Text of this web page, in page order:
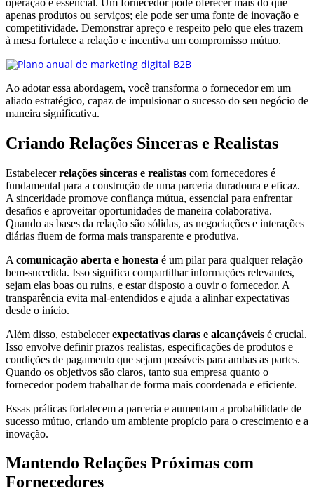
apenas produtos ou serviços; ele pode ser uma fonte de inovação e
competitividade. Demonstrar apreço e respeito pelo que eles trazem
à mesa fortalece a relação e incentiva um compromisso mútuo.
Ao adotar essa abordagem, você transforma o fornecedor em um
aliado estratégico, capaz de impulsionar o sucesso do seu negócio de
maneira significativa.
Criando Relações Sinceras e Realistas
Estabelecerrelações sinceras e realistas com fornecedores é
fundamental para a construção de uma parceria duradoura e eficaz.
A sinceridade promove confiança mútua, essencial para enfrentar
desafios e aproveitar oportunidades de maneira colaborativa.
Quando as bases da relação são sólidas, as negociações e interações
diárias fluem de forma mais transparente e produtiva.
A comunicação aberta e honesta é um pilar para qualquer relação
bem-sucedida. Isso significa compartilhar informações relevantes,
sejam elas boas ou ruins, e estar disposto a ouvir o fornecedor. A
transparência evita mal-entendidos e ajuda a alinhar expectativas
desde o início.
Além disso, estabelecerexpectativas claras e alcançáveis é crucial.
Isso envolve definir prazos realistas, especificações de produtos e
condições de pagamento que sejam possíveis para ambas as partes.
Quando os objetivos são claros, tanto sua empresa quanto o
fornecedor podem trabalhar de forma mais coordenada e eficiente.
Essas práticas fortalecem a parceria e aumentam a probabilidade de
sucesso mútuo, criando um ambiente propício para o crescimento e a
inovação.
Mantendo Relações Próximas com
Fornecedores